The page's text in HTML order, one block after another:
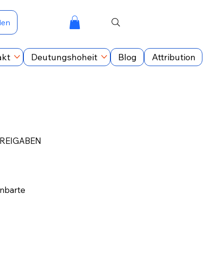
Deutungshoheit Blog Attribution